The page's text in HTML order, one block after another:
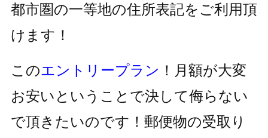
都市圏の一等地の住所表記をご利用頂
けます！
このエントリープラン ！月額が大変
お安いということで決して侮らない
で頂きたいのです！郵便物の受取り